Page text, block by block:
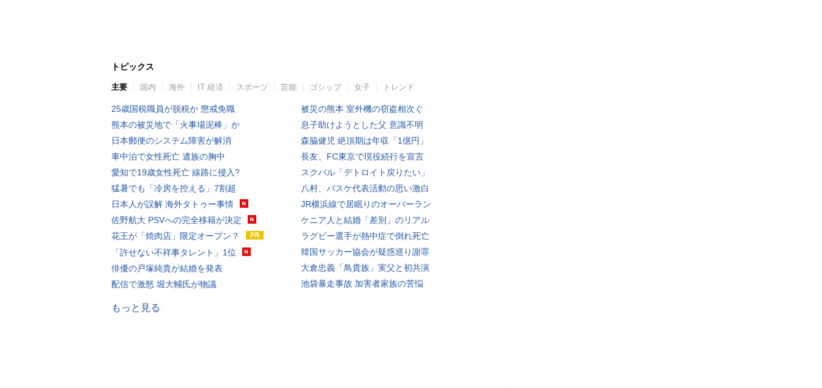
トピックス
主要 国内 海外 IT 経済 スポーツ 芸能 ゴシップ 女子 トレンド
25歳国税職員が脱税か 懲戒免職
熊本の被災地で「火事場泥棒」か
日本郵便のシステム障害が解消
車中泊で女性死亡 遺族の胸中
愛知で19歳女性死亡 線路に侵入?
猛暑でも「冷房を控える」7割超
日本人が誤解 海外タトゥー事情
佐野航大 PSVへの完全移籍が決定
花王が「焼肉店」限定オープン？
「許せない不祥事タレント」1位
俳優の戸塚純貴が結婚を発表
配信で激怒 堀大輔氏が物議
被災の熊本 室外機の窃盗相次ぐ
息子助けようとした父 意識不明
森脇健児 絶頂期は年収「1億円」
長友、FC東京で現役続行を宣言
スクバル「デトロイト戻りたい」
八村、バスケ代表活動の思い激白
JR横浜線で居眠りのオーバーラン
ケニア人と結婚「差別」のリアル
ラグビー選手が熱中症で倒れ死亡
韓国サッカー協会が疑惑巡り謝罪
大倉忠義「鳥貴族」実父と初共演
池袋暴走事故 加害者家族の苦悩
もっと見る